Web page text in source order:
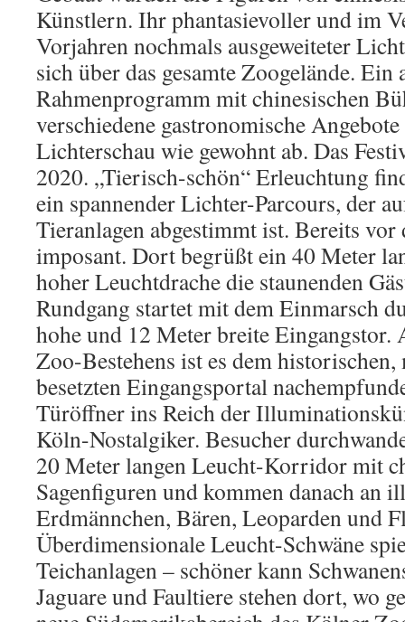
Künstlern. Ihr phantasievoller und im
Vorjahren nochmals ausgeweiteter
sich über das gesamte Zoogelände. Ein
Rahmenprogramm mit chinesischen
verschiedene gastronomische
Lichterschau wie gewohnt ab. Das
2020. „Tierisch-schön“ Erleuchtung
ein spannender Lichter-Parcours, der
Tieranlagen abgestimmt ist. Bereits
imposant. Dort begrüßt ein 40 Meter
hoher Leuchtdrache die staunenden
Rundgang startet mit dem Einmarsch
hohe und 12 Meter breite Eingangstor.
Zoo-Bestehens ist es dem
besetzten Eingangsportal
Türöffner ins Reich der
Köln-Nostalgiker. Besucher
20 Meter langen Leucht-Korridor mit
Sagenfiguren und kommen danach an
Erdmännchen, Bären, Leoparden und
Überdimensionale Leucht-Schwäne
Teichanlagen – schöner kann
Jaguare und Faultiere stehen dort, wo